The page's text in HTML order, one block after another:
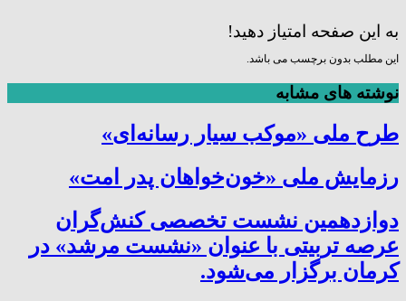
به این صفحه امتیاز دهید!
این مطلب بدون برچسب می باشد.
نوشته های مشابه
طرح ملی «موکب سیار رسانه‌ای»
رزمایش ملی «خون‌خواهان پدر امت»
دوازدهمین نشست تخصصی کنش‌گران
عرصه تربیتی با عنوان «نشست مرشد» در
کرمان برگزار می‌شود.